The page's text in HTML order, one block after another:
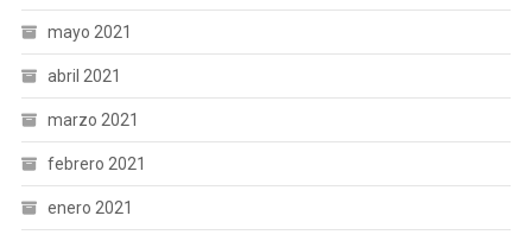
mayo 2021
abril 2021
marzo 2021
febrero 2021
enero 2021